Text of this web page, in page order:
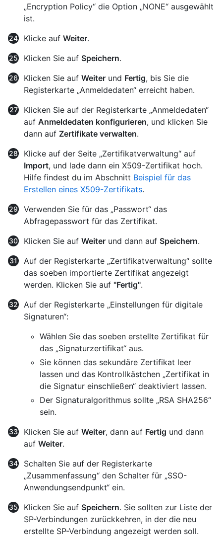
„Encryption Policy“ die Option „NONE“ ausgewählt
ist.
Klicke auf Weiter.
Klicken Sie auf Speichern.
Klicken Sie auf Weiter und Fertig, bis Sie die
Registerkarte „Anmeldedaten“ erreicht haben.
Klicken Sie auf der Registerkarte „Anmeldedaten“
auf Anmeldedaten konfigurieren, und klicken Sie
dann auf Zertifikate verwalten.
Klicke auf der Seite „Zertifikatverwaltung“ auf
Import, und lade dann ein X509-Zertifikat hoch.
Hilfe findest du im Abschnitt Beispiel für das
Erstellen eines X509-Zertifikats.
Verwenden Sie für das „Passwort“ das
Abfragepasswort für das Zertifikat.
Klicken Sie auf Weiter und dann auf Speichern.
Auf der Registerkarte „Zertifikatverwaltung“ sollte
das soeben importierte Zertifikat angezeigt
werden. Klicken Sie auf "Fertig".
Auf der Registerkarte „Einstellungen für digitale
Signaturen“:
Wählen Sie das soeben erstellte Zertifikat für
das „Signaturzertifikat“ aus.
Sie können das sekundäre Zertifikat leer
lassen und das Kontrollkästchen „Zertifikat in
die Signatur einschließen“ deaktiviert lassen.
Der Signaturalgorithmus sollte „RSA SHA256“
sein.
Klicken Sie auf Weiter, dann auf Fertig und dann
auf Weiter.
Schalten Sie auf der Registerkarte
„Zusammenfassung“ den Schalter für „SSO-
Anwendungsendpunkt“ ein.
Klicken Sie auf Speichern. Sie sollten zur Liste der
SP-Verbindungen zurückkehren, in der die neu
erstellte SP-Verbindung angezeigt werden soll.